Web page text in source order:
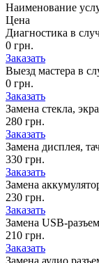
Наименование
Цена
Диагностика в
0 грн.
Заказать
Выезд мастера в
0 грн.
Заказать
Замена стекла,
280 грн.
Заказать
Замена дисплея,
330 грн.
Заказать
Замена
230 грн.
Заказать
Замена USB-
210 грн.
Заказать
Замена аудио